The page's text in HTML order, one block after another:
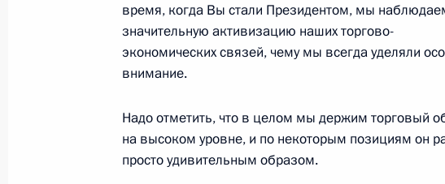
Заявления для прессы по итогам российско-
переговоров
5 апреля 2017 года, 16:20
Начало российско-узбекистанских
составе
время, когда Вы стали Президентом, мы
значительную активизацию наших торгово-
экономических связей, чему мы всегда уделяли
внимание.
Надо отметить, что в целом мы держим торговый
на высоком уровне, и по некоторым позициям он
просто удивительным образом.